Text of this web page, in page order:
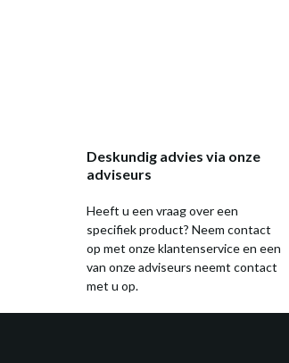
Deskundig advies via onze
adviseurs
Heeft u een vraag over een
specifiek product? Neem contact
op met onze klantenservice en een
van onze adviseurs neemt contact
met u op.